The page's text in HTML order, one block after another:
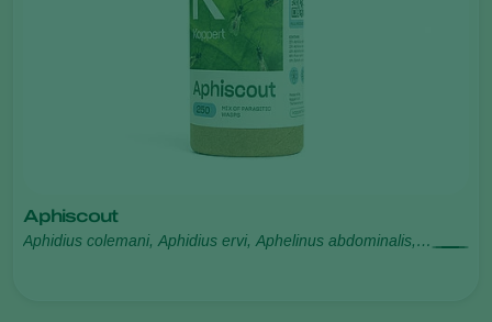
Aphiscout
Aphidius colemani, Aphidius ervi, Aphelinus abdominalis,